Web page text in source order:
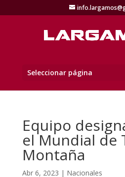
Seleccionar página
Equipo
el Mundial de
Montaña
Abr 6, 2023 | Nacionales